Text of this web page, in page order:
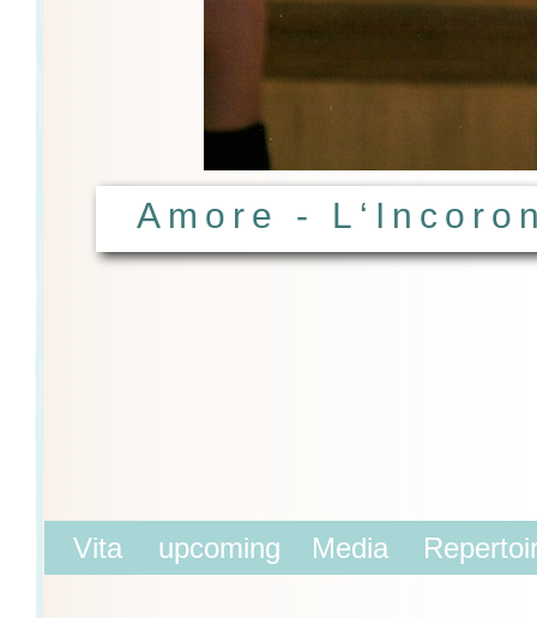
Amore -
Vita upcoming Media